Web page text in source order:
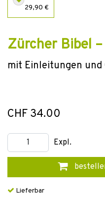
29,90 €
Zürcher Bibel
mit Einleitungen und
CHF 34.00
Expl.
Lieferbar